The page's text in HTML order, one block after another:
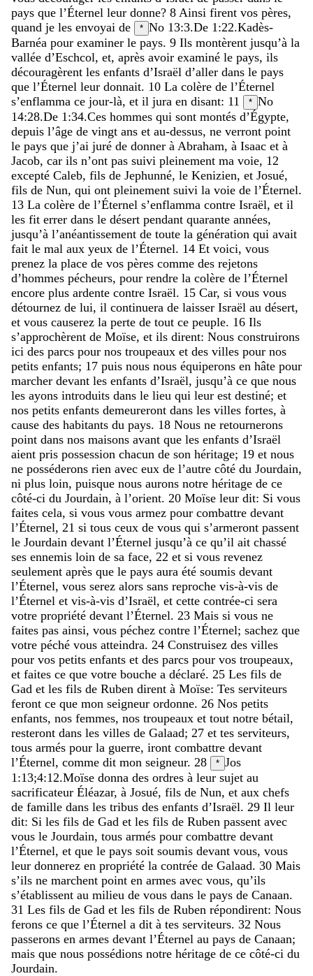
pays que l’Éternel leur donne? 8 Ainsi firent vos pères,
quand je les envoyai de * No 13:3.De 1:22.Kadès-
Barnéa pour examiner le pays. 9 Ils montèrent jusqu’à la
vallée d’Eschcol, et, après avoir examiné le pays, ils
découragèrent les enfants d’Israël d’aller dans le pays
que l’Éternel leur donnait. 10 La colère de l’Éternel
s’enflamma ce jour-là, et il jura en disant: 11 * No
14:28.De 1:34.Ces hommes qui sont montés d’Égypte,
depuis l’âge de vingt ans et au-dessus, ne verront point
le pays que j’ai juré de donner à Abraham, à Isaac et à
Jacob, car ils n’ont pas suivi pleinement ma voie, 12
excepté Caleb, fils de Jephunné, le Kenizien, et Josué,
fils de Nun, qui ont pleinement suivi la voie de l’Éternel.
13 La colère de l’Éternel s’enflamma contre Israël, et il
les fit errer dans le désert pendant quarante années,
jusqu’à l’anéantissement de toute la génération qui avait
fait le mal aux yeux de l’Éternel. 14 Et voici, vous
prenez la place de vos pères comme des rejetons
d’hommes pécheurs, pour rendre la colère de l’Éternel
encore plus ardente contre Israël. 15 Car, si vous vous
détournez de lui, il continuera de laisser Israël au désert,
et vous causerez la perte de tout ce peuple. 16 Ils
s’approchèrent de Moïse, et ils dirent: Nous construirons
ici des parcs pour nos troupeaux et des villes pour nos
petits enfants; 17 puis nous nous équiperons en hâte pour
marcher devant les enfants d’Israël, jusqu’à ce que nous
les ayons introduits dans le lieu qui leur est destiné; et
nos petits enfants demeureront dans les villes fortes, à
cause des habitants du pays. 18 Nous ne retournerons
point dans nos maisons avant que les enfants d’Israël
aient pris possession chacun de son héritage; 19 et nous
ne posséderons rien avec eux de l’autre côté du Jourdain,
ni plus loin, puisque nous aurons notre héritage de ce
côté-ci du Jourdain, à l’orient. 20 Moïse leur dit: Si vous
faites cela, si vous vous armez pour combattre devant
l’Éternel, 21 si tous ceux de vous qui s’armeront passent
le Jourdain devant l’Éternel jusqu’à ce qu’il ait chassé
ses ennemis loin de sa face, 22 et si vous revenez
seulement après que le pays aura été soumis devant
l’Éternel, vous serez alors sans reproche vis-à-vis de
l’Éternel et vis-à-vis d’Israël, et cette contrée-ci sera
votre propriété devant l’Éternel. 23 Mais si vous ne
faites pas ainsi, vous péchez contre l’Éternel; sachez que
votre péché vous atteindra. 24 Construisez des villes
pour vos petits enfants et des parcs pour vos troupeaux,
et faites ce que votre bouche a déclaré. 25 Les fils de
Gad et les fils de Ruben dirent à Moïse: Tes serviteurs
feront ce que mon seigneur ordonne. 26 Nos petits
enfants, nos femmes, nos troupeaux et tout notre bétail,
resteront dans les villes de Galaad; 27 et tes serviteurs,
tous armés pour la guerre, iront combattre devant
l’Éternel, comme dit mon seigneur. 28 * Jos
1:13;4:12.Moïse donna des ordres à leur sujet au
sacrificateur Éléazar, à Josué, fils de Nun, et aux chefs
de famille dans les tribus des enfants d’Israël. 29 Il leur
dit: Si les fils de Gad et les fils de Ruben passent avec
vous le Jourdain, tous armés pour combattre devant
l’Éternel, et que le pays soit soumis devant vous, vous
leur donnerez en propriété la contrée de Galaad. 30 Mais
s’ils ne marchent point en armes avec vous, qu’ils
s’établissent au milieu de vous dans le pays de Canaan.
31 Les fils de Gad et les fils de Ruben répondirent: Nous
ferons ce que l’Éternel a dit à tes serviteurs. 32 Nous
passerons en armes devant l’Éternel au pays de Canaan;
mais que nous possédions notre héritage de ce côté-ci du
Jourdain.